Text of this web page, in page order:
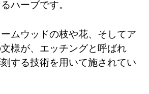
ハーブです。
ムウッドの枝や花、そしてア
様が、エッチングと呼ばれ
する技術を用いて施されてい